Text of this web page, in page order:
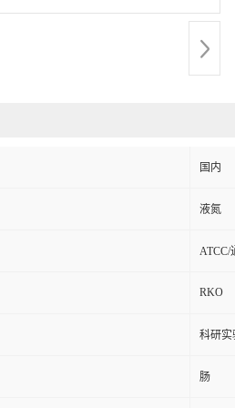
国内
液氮
ATCC/
RKO
科研实
肠